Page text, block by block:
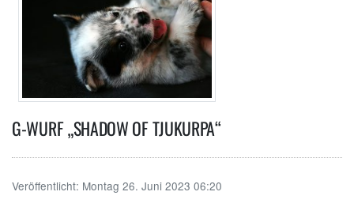
G-WURF „SHADOW OF TJUKURPA“
Veröffentlicht: Montag 26. Juni 2023 06:20